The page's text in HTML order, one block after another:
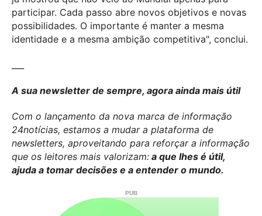
participar. Cada passo abre novos objetivos e novas
possibilidades. O importante é manter a mesma
identidade e a mesma ambição competitiva", conclui.
A sua newsletter de sempre, agora ainda mais útil
Com o lançamento da nova marca de informação
24notícias, estamos a mudar a plataforma de
newsletters, aproveitando para reforçar a informação
que os leitores mais valorizam: a que lhes é útil,
ajuda a tomar decisões e a entender o mundo.